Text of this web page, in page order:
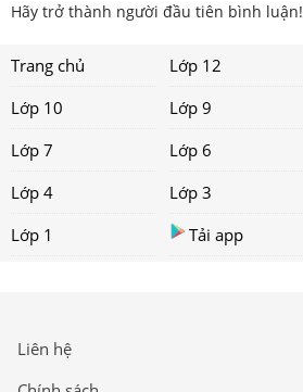
Hãy trở thành người đầu tiên bình luận!
Trang chủ Lớp 12
Lớp 10
Lớp 9
Lớp 7
Lớp 6
Lớp 4
Lớp 3
Lớp 1
Tải app
Liên hệ